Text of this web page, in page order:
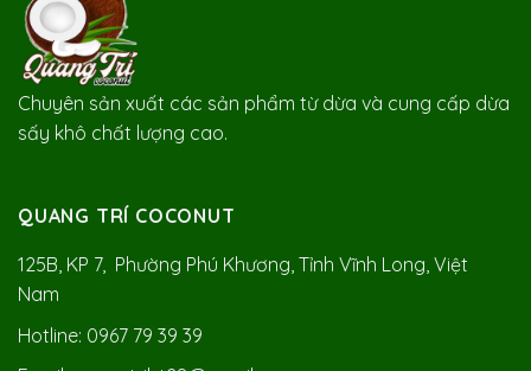
Chuyên sản xuất các sản phẩm từ dừa và cung cấp dừa
sấy khô chất lượng cao.
QUANG TRÍ COCONUT
125B, KP 7, Phường Phú Khương, Tỉnh Vĩnh Long, Việt
Nam
Hotline: 0967 79 39 39